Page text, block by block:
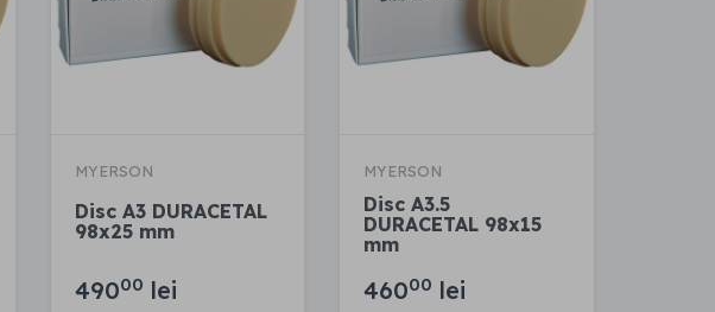
MYERSON
Disc A3 DURACETAL
98x25 mm
49000 lei
MYERSON
Disc A3.5
DURACETAL 98x15
mm
46000 lei